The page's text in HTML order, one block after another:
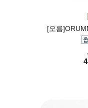
[오름